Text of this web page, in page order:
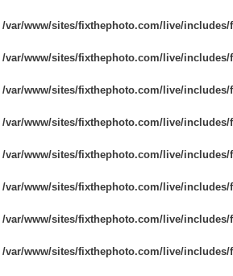
/var/www/sites/fixthephoto.com/live/
/var/www/sites/fixthephoto.com/live/
/var/www/sites/fixthephoto.com/live/
/var/www/sites/fixthephoto.com/live/
/var/www/sites/fixthephoto.com/live/
/var/www/sites/fixthephoto.com/live/
/var/www/sites/fixthephoto.com/live/
/var/www/sites/fixthephoto.com/live/